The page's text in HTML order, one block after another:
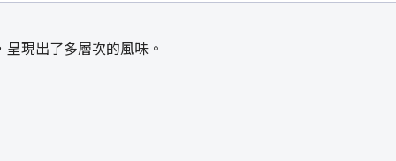
現出了多層次的風味。